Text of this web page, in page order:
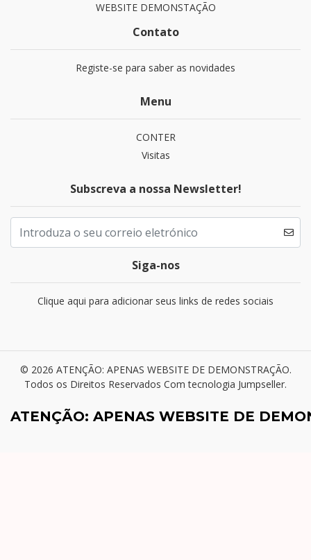
WEBSITE DEMONSTAÇÃO
Contato
Registe-se para saber as novidades
Menu
CONTER
Visitas
Subscreva a nossa Newsletter!
Siga-nos
Clique aqui para adicionar seus links de redes sociais
© 2026 ATENÇÃO: APENAS WEBSITE DE DEMONSTRAÇÃO.
Todos os Direitos Reservados Com tecnologia Jumpseller.
ATENÇÃO: APENAS WEBSITE DE